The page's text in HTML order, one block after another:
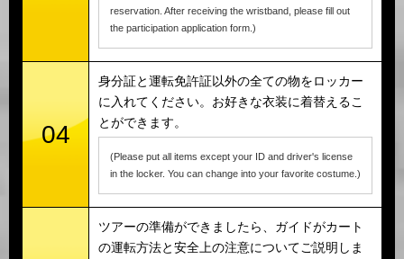
reservation. After receiving the wristband, please fill out
the participation application form.)
04
身分証と運転免許証以外の全ての物をロッカー
に入れてください。お好きな衣装に着替えるこ
とができます。
(Please put all items except your ID and driver's license
in the locker. You can change into your favorite costume.)
ツアーの準備ができましたら、ガイドがカート
の運転方法と安全上の注意についてご説明しま